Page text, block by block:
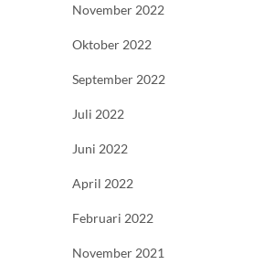
November 2022
Oktober 2022
September 2022
Juli 2022
Juni 2022
April 2022
Februari 2022
November 2021